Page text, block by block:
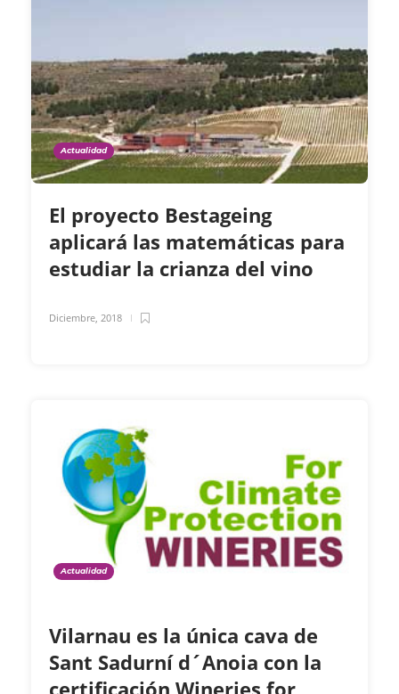
Actualidad
El proyecto Bestageing
aplicará las matemáticas para
estudiar la crianza del vino
Diciembre, 2018
Actualidad
Vilarnau es la única cava de
Sant Sadurní d´Anoia con la